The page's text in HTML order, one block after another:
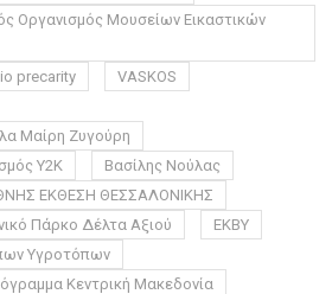
Οργανισμός Μουσείων Εικαστικών
precarity
VASKOS
Μαίρη Ζυγούρη
Y2K
Βασίλης Νούλας
ΕΚΘΕΣΗ ΘΕΣΣΑΛΟΝΙΚΗΣ
Πάρκο Δέλτα Αξιού
ΕΚΒΥ
Υγροτόπων
Κεντρική Μακεδονία